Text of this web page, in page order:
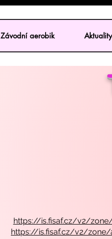
Závodní aerobik Aktuality
https://is.fisaf.cz/v2/
https://is.fisaf.cz/v2/